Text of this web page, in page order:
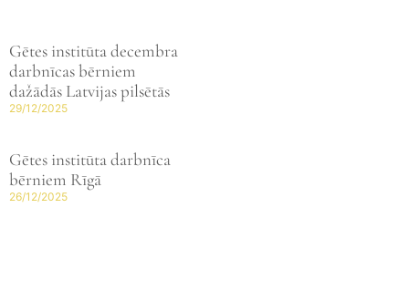
Gētes institūta decembra
darbnīcas bērniem
dažādās Latvijas pilsētās
29/12/2025
Gētes institūta darbnīca
bērniem Rīgā
26/12/2025